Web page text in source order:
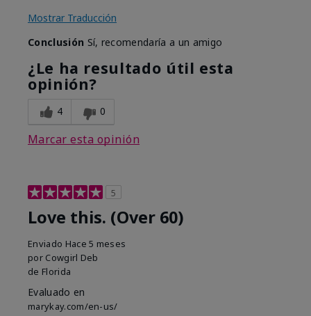
Mostrar Traducción
Conclusión Sí, recomendaría a un amigo
¿Le ha resultado útil esta
opinión?
4 0
Marcar esta opinión
5
Love this. (Over 60)
Enviado Hace 5 meses
por Cowgirl Deb
de Florida
Evaluado en
marykay.com/en-us/